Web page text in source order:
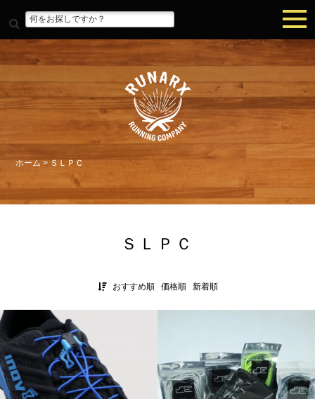
ホーム> ＳＬＰＣ
ＳＬＰＣ
おすすめ順 価格順 新着順